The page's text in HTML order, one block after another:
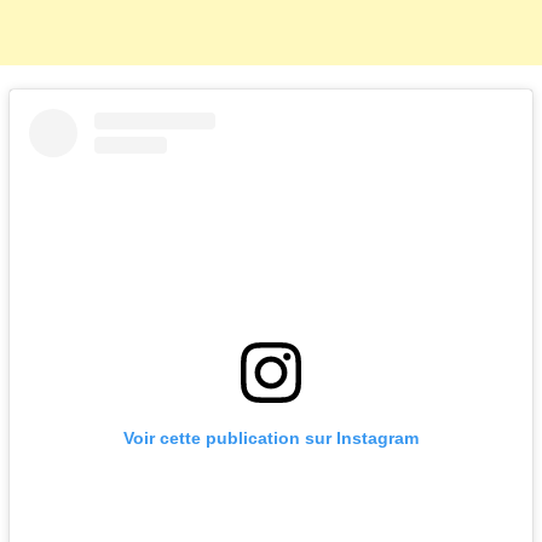
Voir cette publication sur Instagram